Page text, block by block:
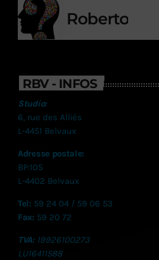
Roberto
RBV - INFOS
Studio:
6, rue des Alliés
L-4451 Belvaux
Adresse postale:
BP:105
L-4402 Belvaux
Tel: 59 24 04 / 59 06 53
Fax: 59 20 72
TVA: 19926100273
LU16411588